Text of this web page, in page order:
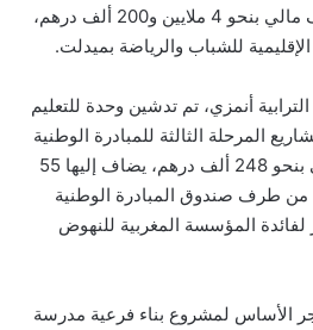
قاعة مغطاة للرياضات بغلاف مالي بنحو 4 ملايين و200 ألف درهم،
للشباب والرياضة بميدلت.
أنمزي، تم تدشين وحدة للتعليم
المرحلة الثالثة للمبادرة الوطنية
للتنمية البشرية، بغلاف مالي بنحو 248 ألف درهم، يضاف إليها 55
من طرف صندوق المبادرة الوطنية
لفائدة المؤسسة المغربية للنهوض
الأساس لمشروع بناء فرعية مدرسة